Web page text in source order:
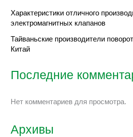
Характеристики отличного
электромагнитных клапанов
Тайваньские производители
Китай
Последние
Нет комментариев для просмотра.
Архивы